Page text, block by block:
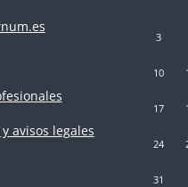
avisos legales
Sin
3
Sin
10
Sin
17
Sin
24
Sin
31